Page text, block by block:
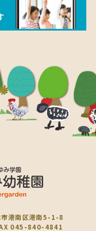
港南区港南5-1-8
045-840-4841